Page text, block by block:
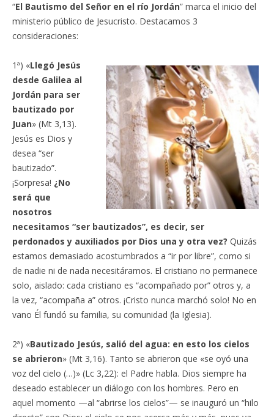
“El Bautismo del Señor en el río Jordán” marca el inicio del
ministerio público de Jesucristo. Destacamos 3
consideraciones:
1ª) «Llegó Jesús
desde Galilea al
Jordán para ser
bautizado por
Juan» (Mt 3,13).
Jesús es Dios y
desea “ser
bautizado”.
¡Sorpresa! ¿No
será que
nosotros
necesitamos “ser bautizados”, es decir, ser
perdonados y auxiliados por Dios una y otra vez? Quizás
estamos demasiado acostumbrados a “ir por libre”, como si
de nadie ni de nada necesitáramos. El cristiano no permanece
solo, aislado: cada cristiano es “acompañado por” otros y, a
la vez, “acompaña a” otros. ¡Cristo nunca marchó solo! No en
vano Él fundó su familia, su comunidad (la Iglesia).
2ª) «Bautizado Jesús, salió del agua: en esto los cielos
se abrieron» (Mt 3,16). Tanto se abrieron que «se oyó una
voz del cielo (…)» (Lc 3,22): el Padre habla. Dios siempre ha
deseado establecer un diálogo con los hombres. Pero en
aquel momento —al “abrirse los cielos”— se inauguró un “hilo